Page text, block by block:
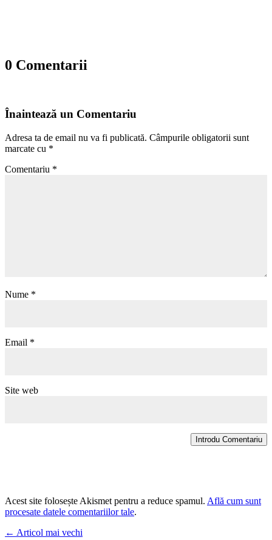
0 Comentarii
Înaintează un Comentariu
Adresa ta de email nu va fi publicată. Câmpurile obligatorii sunt
marcate cu *
Comentariu *
Nume *
Email *
Site web
Introdu Comentariu
Acest site folosește Akismet pentru a reduce spamul. Află cum sunt
procesate datele comentariilor tale.
← Articol mai vechi